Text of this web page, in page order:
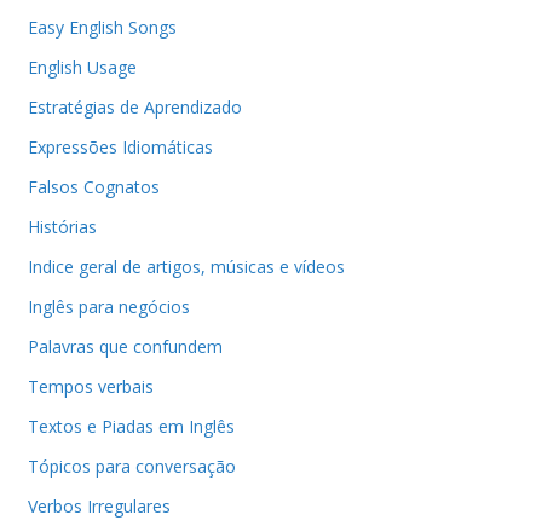
Easy English Songs
English Usage
Estratégias de Aprendizado
Expressões Idiomáticas
Falsos Cognatos
Histórias
Indice geral de artigos, músicas e vídeos
Inglês para negócios
Palavras que confundem
Tempos verbais
Textos e Piadas em Inglês
Tópicos para conversação
Verbos Irregulares